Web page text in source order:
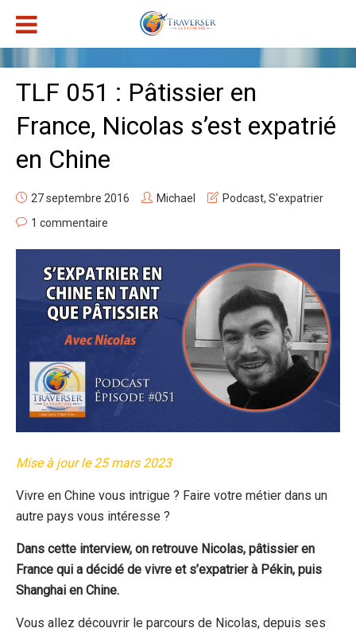
TLF 051 : Pâtissier en
France, Nicolas s’est expatrié
en Chine
27 septembre 2016 Michael Podcast, S'expatrier
1 commentaire
Mise à jour le 25 mars 2023
Vivre en Chine vous intrigue ? Faire votre métier dans un
autre pays vous intéresse ?
Dans cette interview, on retrouve Nicolas, pâtissier en
France qui a décidé de vivre et s’expatrier à Pékin, puis
Shanghai en Chine.
Vous allez découvrir le parcours de Nicolas, depuis ses